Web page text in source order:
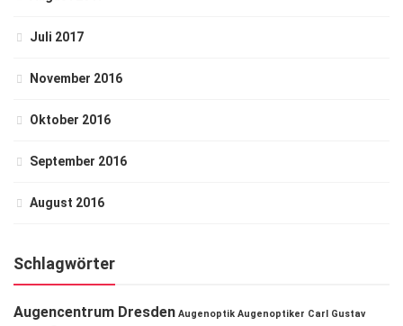
Juli 2017
November 2016
Oktober 2016
September 2016
August 2016
Schlagwörter
Augencentrum Dresden Augenoptik Augenoptiker Carl Gustav